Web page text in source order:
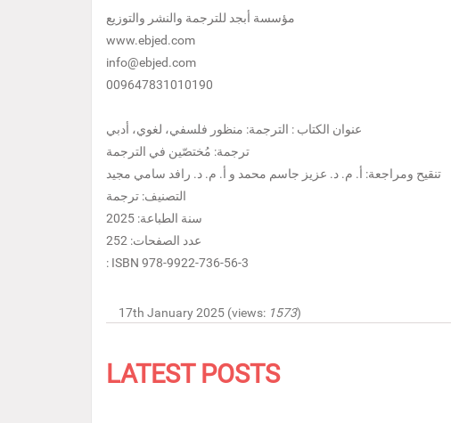
مؤسسة أبجد للترجمة والنشر والتوزيع
www.ebjed.com
info@ebjed.com
009647831010190
عنوان الكتاب : الترجمة: منظور فلسفي، لغوي، أدبي
ترجمة: مُختصّين في الترجمة
تنقيح ومراجعة: أ‌. م. د. عزيز جاسم محمد و أ. م. د. رافد سامي مجيد
التصنيف: ترجمة
سنة الطباعة: 2025
عدد الصفحات: 252
: ISBN 978-9922-736-56-3
17th January 2025 (views: 1573)
LATEST POSTS